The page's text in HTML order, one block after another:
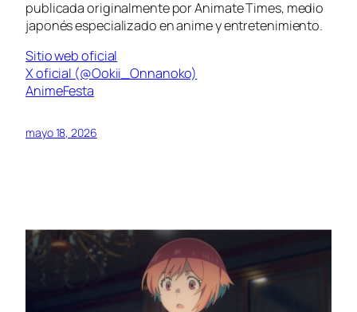
publicada originalmente por Animate Times, medio
japonés especializado en anime y entretenimiento.
Sitio web oficial
X oficial (@Ookii_Onnanoko)
AnimeFesta
mayo 18, 2026